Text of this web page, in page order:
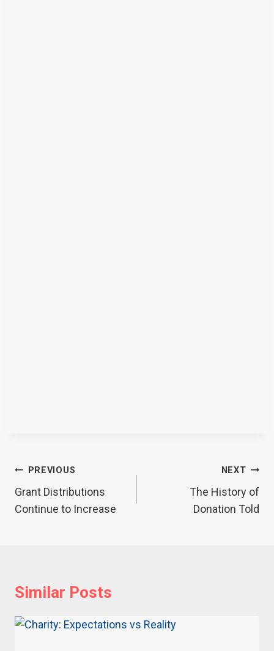
Post
navigation
PREVIOUS
Grant Distributions
Continue to Increase
NEXT
The History of
Donation Told
Similar Posts